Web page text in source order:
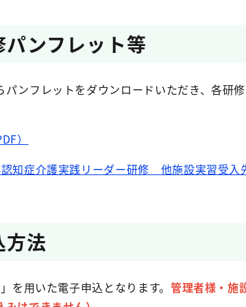
ンフレット等
パンフレットをダウンロードいただき、各研
）
知症介護実践リーダー研修 他施設実習受入
法
を用いた電子申込となります。 管理者様 ・施